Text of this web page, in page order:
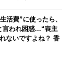
活費”に使ったら、
言われ困惑…“喪主
ないですよね？ 香